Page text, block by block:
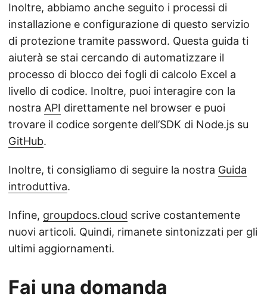
Inoltre, abbiamo anche seguito i processi di
installazione e configurazione di questo servizio
di protezione tramite password. Questa guida ti
aiuterà se stai cercando di automatizzare il
processo di blocco dei fogli di calcolo Excel a
livello di codice. Inoltre, puoi interagire con la
nostra API direttamente nel browser e puoi
trovare il codice sorgente dell’SDK di Node.js su
GitHub.
Inoltre, ti consigliamo di seguire la nostra Guida
introduttiva.
Infine, groupdocs.cloud scrive costantemente
nuovi articoli. Quindi, rimanete sintonizzati per gli
ultimi aggiornamenti.
Fai una domanda